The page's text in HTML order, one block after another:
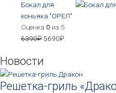
Бокал для
коньяка "ОРЕЛ"
Оценка 0 из 5
6390₽ 5690₽
Новости
Решетка-гриль